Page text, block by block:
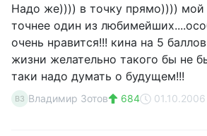
Надо же)))) в точку прямо))))
точнее один из
очень нравится!!! кина на 5
жизни желательно такого бы не
таки надо думать о будущем!!!
ВЗ Владимир Зотов 684 01.10.2006